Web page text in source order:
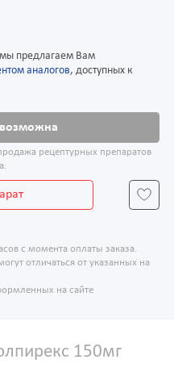
мы предлагаем Вам
аналогов, доступных к
рецептурных препаратов
с момента оплаты заказа.
отличаться от указанных на
на сайте
150мг